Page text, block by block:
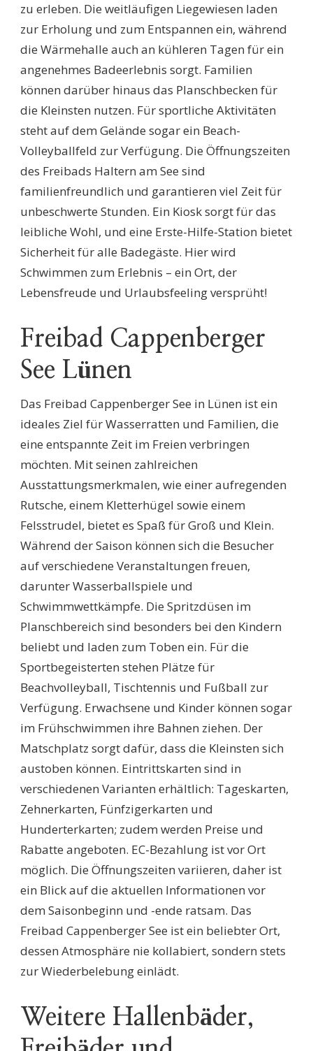
zu erleben. Die weitläufigen Liegewiesen laden
zur Erholung und zum Entspannen ein, während
die Wärmehalle auch an kühleren Tagen für ein
angenehmes Badeerlebnis sorgt. Familien
können darüber hinaus das Planschbecken für
die Kleinsten nutzen. Für sportliche Aktivitäten
steht auf dem Gelände sogar ein Beach-
Volleyballfeld zur Verfügung. Die Öffnungszeiten
des Freibads Haltern am See sind
familienfreundlich und garantieren viel Zeit für
unbeschwerte Stunden. Ein Kiosk sorgt für das
leibliche Wohl, und eine Erste-Hilfe-Station bietet
Sicherheit für alle Badegäste. Hier wird
Schwimmen zum Erlebnis – ein Ort, der
Lebensfreude und Urlaubsfeeling versprüht!
Freibad Cappenberger
See Lünen
Das Freibad Cappenberger See in Lünen ist ein
ideales Ziel für Wasserratten und Familien, die
eine entspannte Zeit im Freien verbringen
möchten. Mit seinen zahlreichen
Ausstattungsmerkmalen, wie einer aufregenden
Rutsche, einem Kletterhügel sowie einem
Felsstrudel, bietet es Spaß für Groß und Klein.
Während der Saison können sich die Besucher
auf verschiedene Veranstaltungen freuen,
darunter Wasserballspiele und
Schwimmwettkämpfe. Die Spritzdüsen im
Planschbereich sind besonders bei den Kindern
beliebt und laden zum Toben ein. Für die
Sportbegeisterten stehen Plätze für
Beachvolleyball, Tischtennis und Fußball zur
Verfügung. Erwachsene und Kinder können sogar
im Frühschwimmen ihre Bahnen ziehen. Der
Matschplatz sorgt dafür, dass die Kleinsten sich
austoben können. Eintrittskarten sind in
verschiedenen Varianten erhältlich: Tageskarten,
Zehnerkarten, Fünfzigerkarten und
Hunderterkarten; zudem werden Preise und
Rabatte angeboten. EC-Bezahlung ist vor Ort
möglich. Die Öffnungszeiten variieren, daher ist
ein Blick auf die aktuellen Informationen vor
dem Saisonbeginn und -ende ratsam. Das
Freibad Cappenberger See ist ein beliebter Ort,
dessen Atmosphäre nie kollabiert, sondern stets
zur Wiederbelebung einlädt.
Weitere Hallenbäder,